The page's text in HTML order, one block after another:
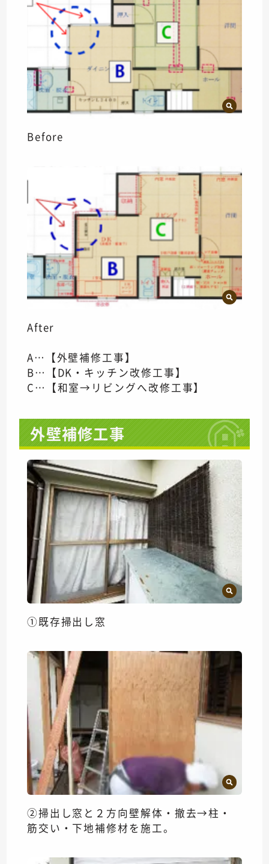
Before
After
A…【外壁補修工事】
B…【DK・キッチン改修工事】
C…【和室→リビングへ改修工事】
外壁補修工事
①既存掃出し窓
②掃出し窓と２方向壁解体・撤去→柱・
筋交い・下地補修材を施工。